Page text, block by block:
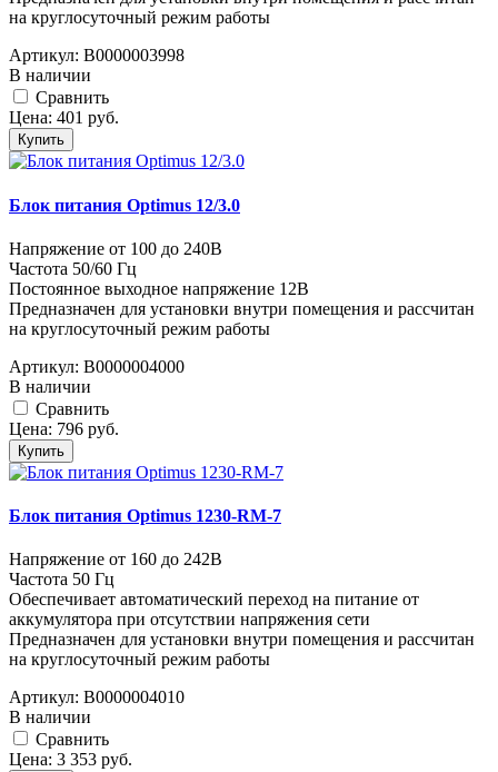
на круглосуточный режим работы
Артикул: В0000003998
В наличии
Cравнить
Цена: 401 руб.
Купить
Блок питания Optimus 12/3.0
Напряжение от 100 до 240В
Частота 50/60 Гц
Постоянное выходное напряжение 12В
Предназначен для установки внутри помещения и рассчитан
на круглосуточный режим работы
Артикул: В0000004000
В наличии
Cравнить
Цена: 796 руб.
Купить
Блок питания Optimus 1230-RM-7
Напряжение от 160 до 242В
Частота 50 Гц
Обеспечивает автоматический переход на питание от
аккумулятора при отсутствии напряжения сети
Предназначен для установки внутри помещения и рассчитан
на круглосуточный режим работы
Артикул: В0000004010
В наличии
Cравнить
Цена: 3 353 руб.